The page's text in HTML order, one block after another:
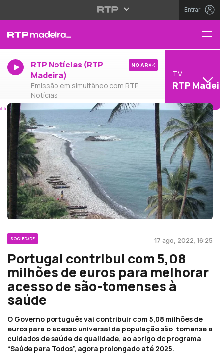
Entrar
RTP Notícias (RTP
Madeira)
Emissão em simultâneo com RTP
Notícias
NO AR
TV
RTP
SOCIEDADE 17 ago, 2022, 16:25
Portugal contribui com 5,08
milhões de euros para melhorar
acesso de são-tomenses à
saúde
O Governo português vai contribuir com 5,08 milhões de
euros para o acesso universal da população são-tomense a
cuidados de saúde de qualidade, ao abrigo do programa
“Saúde para Todos”, agora prolongado até 2025.